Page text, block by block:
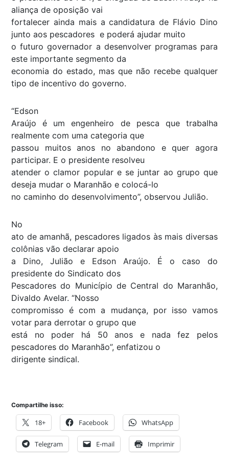
aliança de oposição vai
fortalecer ainda mais a candidatura de Flávio Dino
junto aos pescadores e poderá ajudar muito
o futuro governador a desenvolver programas para
este importante segmento da
economia do estado, mas que não recebe qualquer
tipo de incentivo do governo.
“Edson
Araújo é um engenheiro de pesca que trabalha
realmente com uma categoria que
passou muitos anos no abandono e quer agora
participar. E o presidente resolveu
atender o clamor popular e se juntar ao grupo que
deseja mudar o Maranhão e colocá-lo
no caminho do desenvolvimento”, observou Julião.
No
ato de amanhã, pescadores ligados às mais diversas
colônias vão declarar apoio
a Dino, Julião e Edson Araújo. É o caso do
presidente do Sindicato dos
Pescadores do Município de Central do Maranhão,
Divaldo Avelar. “Nosso
compromisso é com a mudança, por isso vamos
votar para derrotar o grupo que
está no poder há 50 anos e nada fez pelos
pescadores do Maranhão”, enfatizou o
dirigente sindical.
Compartilhe isso:
18+ Facebook WhatsApp
Telegram E-mail Imprimir